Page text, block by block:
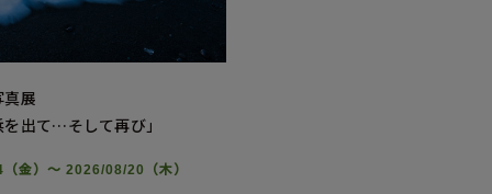
真展
を出て…そして再び」
金）～ 2026/08/20（木）